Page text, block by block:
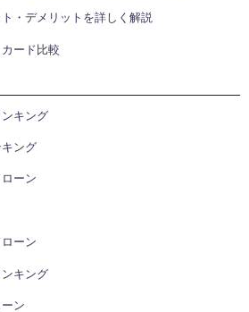
・デメリットを詳しく解説
ード比較
キング
ング
ーン
ーン
キング
ン